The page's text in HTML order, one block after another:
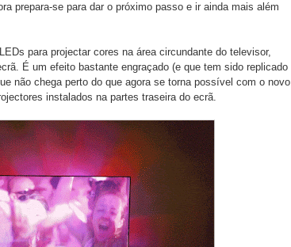
prepara-se para dar o próximo passo e ir ainda mais além
para projectar cores na área circundante do televisor,
É um efeito bastante engraçado (e que tem sido replicado
não chega perto do que agora se torna possível com o novo
instalados na partes traseira do ecrã.